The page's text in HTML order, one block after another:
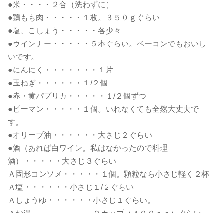
●米・・・・２合（洗わずに）
●鶏もも肉・・・・・１枚。３５０ｇぐらい
●塩、こしょう・・・・・各少々
●ウインナー・・・・・５本ぐらい。ベーコンでもおいし
いです。
●にんにく・・・・・・・１片
●玉ねぎ・・・・・・１/２個
●赤・黄パプリカ・・・・・１/２個ずつ
●ピーマン・・・・・１個。いれなくても全然大丈夫で
す。
●オリーブ油・・・・・・大さじ２ぐらい
●酒（あれば白ワイン。私はなかったので料理
酒）・・・・・大さじ３ぐらい
Ａ固形コンソメ・・・・・１個。顆粒なら小さじ軽く２杯
Ａ塩・・・・・・小さじ１/２ぐらい
Ａしょうゆ・・・・・・小さじ１ぐらい。